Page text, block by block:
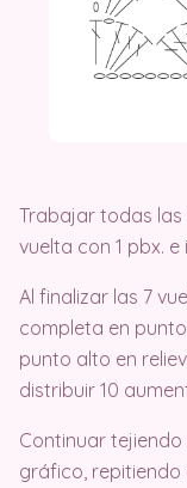
Trabajar todas
vuelta con 1 pbx.
Al finalizar las 7
completa en
punto alto en
distribuir 10
Continuar
gráfico, repitiendo